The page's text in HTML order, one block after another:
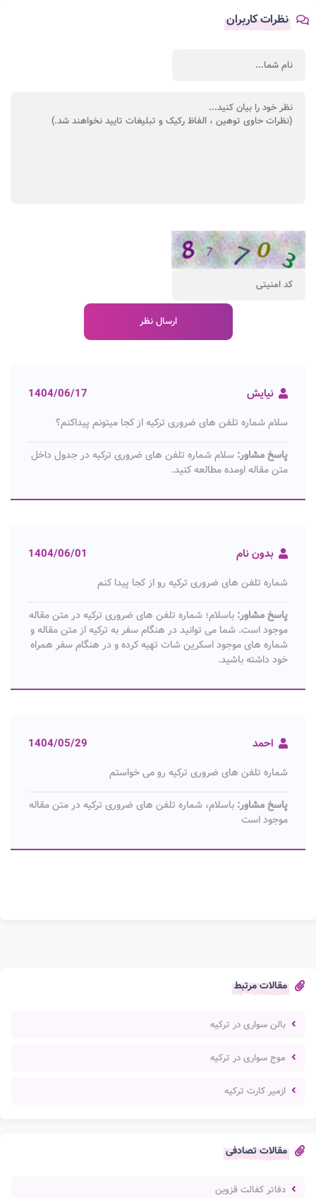
مقالات مرتبط
بالن سواری در ترکیه
موج سواری در ترکیه
ازمیر کارت ترکیه
مقالات تصادفی
دفاتر کفالت قزوین
نظرات کاربران
نیایش 1404/06/17
سلام شماره تلفن های ضروری ترکیه از کجا میتونم پیداکنم؟
پاسخ مشاور: سلام شماره تلفن های ضروری ترکیه در جدول داخل
متن مقاله اومده مطالعه کنید.
بدون نام 1404/06/01
شماره تلفن های ضروری ترکیه رو از کجا پیدا کنم
پاسخ مشاور: باسلام؛ شماره تلفن های ضروری ترکیه در متن مقاله
موجود است. شما می توانید در هنگام سفر به ترکیه از متن مقاله و
شماره های موجود اسکرین شات تهیه کرده و در هنگام سفر همراه
خود داشته باشید.
احمد 1404/05/29
شماره تلفن های ضروری ترکیه رو می خواستم
پاسخ مشاور: باسلام، شماره تلفن های ضروری ترکیه در متن مقاله
موجود است